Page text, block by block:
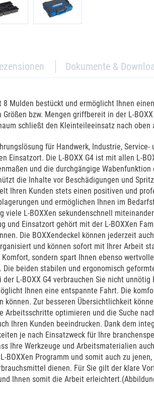
Dokumente &
Mulden bestückt und ermöglicht Ihnen
bzw. Mengen griffbereit in der L-
schließt den Kleinteileeinsatz nach
für Handwerk, Industrie,
Die L-BOXX G4 ist mit allen L-
und die durchgängige
die Inhalte vor Beschädigungen und
Ihren Kunden stets einen positiven und
und ermöglichen Ihnen im
L-BOXXen sekundenschnell
und Einsatzort gehört mit der L-BOXXen
Die BOXXendeckel können jederzeit
und können sofort mit Ihrer Arbeit
sondern spart Ihnen ebenso
beiden stabilen und ergonomisch
L-BOXX G4 verbrauchen Sie nicht
Ihnen eine entspannte Fahrt. Die
Zur besseren Übersichtlichkeit
optimieren und die Suche
Ihren Kunden beeindrucken. Dank dem
je nach Einsatzweck für Ihre
Ihre Werkzeuge und Arbeitsmaterialien
Programm und somit auch zu
dienen. Für Sie gilt der klare
Ihnen somit die Arbeit